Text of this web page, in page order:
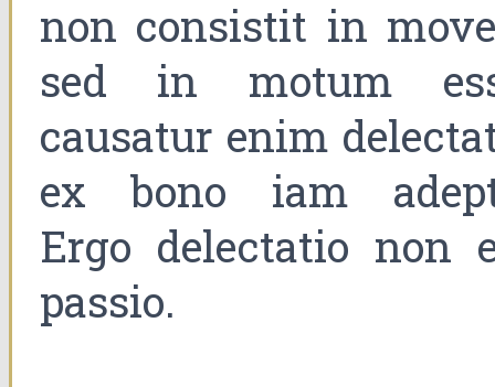
non consistit in
sed in motum
causatur enim
ex bono iam
Ergo delectatio non
passio.